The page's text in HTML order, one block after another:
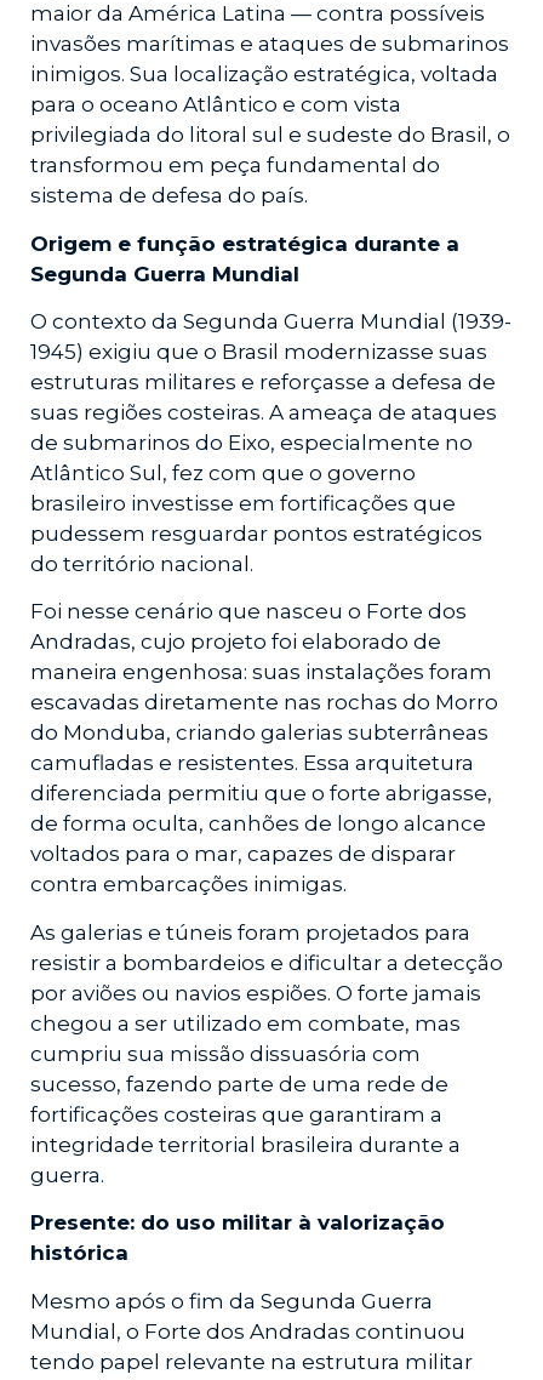
maior da América Latina — contra possíveis
invasões marítimas e ataques de submarinos
inimigos. Sua localização estratégica, voltada
para o oceano Atlântico e com vista
privilegiada do litoral sul e sudeste do Brasil, o
transformou em peça fundamental do
sistema de defesa do país.
Origem e função estratégica durante a
Segunda Guerra Mundial
O contexto da Segunda Guerra Mundial (1939-
1945) exigiu que o Brasil modernizasse suas
estruturas militares e reforçasse a defesa de
suas regiões costeiras. A ameaça de ataques
de submarinos do Eixo, especialmente no
Atlântico Sul, fez com que o governo
brasileiro investisse em fortificações que
pudessem resguardar pontos estratégicos
do território nacional.
Foi nesse cenário que nasceu o Forte dos
Andradas, cujo projeto foi elaborado de
maneira engenhosa: suas instalações foram
escavadas diretamente nas rochas do Morro
do Monduba, criando galerias subterrâneas
camufladas e resistentes. Essa arquitetura
diferenciada permitiu que o forte abrigasse,
de forma oculta, canhões de longo alcance
voltados para o mar, capazes de disparar
contra embarcações inimigas.
As galerias e túneis foram projetados para
resistir a bombardeios e dificultar a detecção
por aviões ou navios espiões. O forte jamais
chegou a ser utilizado em combate, mas
cumpriu sua missão dissuasória com
sucesso, fazendo parte de uma rede de
fortificações costeiras que garantiram a
integridade territorial brasileira durante a
guerra.
Presente: do uso militar à valorização
histórica
Mesmo após o fim da Segunda Guerra
Mundial, o Forte dos Andradas continuou
tendo papel relevante na estrutura militar